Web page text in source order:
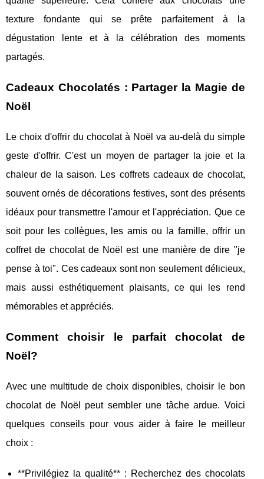
texture fondante qui se prête parfaitement à la
dégustation lente et à la célébration des moments
partagés.
Cadeaux Chocolatés : Partager la Magie de
Noël
Le choix d'offrir du chocolat à Noël va au-delà du simple
geste d'offrir. C'est un moyen de partager la joie et la
chaleur de la saison. Les coffrets cadeaux de chocolat,
souvent ornés de décorations festives, sont des présents
idéaux pour transmettre l'amour et l'appréciation. Que ce
soit pour les collègues, les amis ou la famille, offrir un
coffret de chocolat de Noël est une manière de dire "je
pense à toi". Ces cadeaux sont non seulement délicieux,
mais aussi esthétiquement plaisants, ce qui les rend
mémorables et appréciés.
Comment choisir le parfait chocolat de
Noël?
Avec une multitude de choix disponibles, choisir le bon
chocolat de Noël peut sembler une tâche ardue. Voici
quelques conseils pour vous aider à faire le meilleur
choix :
**Privilégiez la qualité** : Recherchez des chocolats